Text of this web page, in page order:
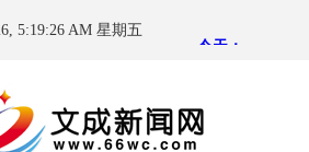
5:19:26 AM 星期五